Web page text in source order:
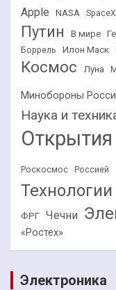
Apple NASA SpaceX
Путин
В мире
Боррель
Илон Маск
Космос Луна
Минобороны
Наука и
Открытия
Роскосмос Россией
Технологии
ФРГ Чечни
«Ростех»
Электроника